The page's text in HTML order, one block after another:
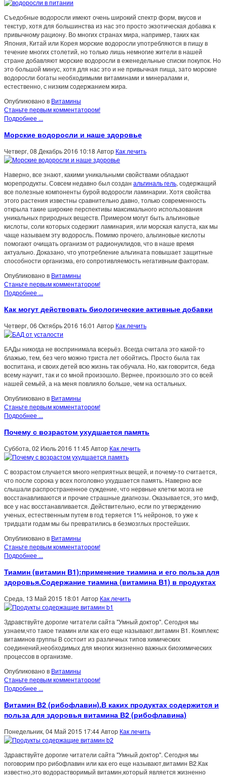
Съедобные водоросли имеют очень широкий спектр форм, вкусов и
текстур, хотя для большинства из нас это просто экзотическая добавка к
привычному рациону. Во многих странах мира, например, таких как
Япония, Китай или Корея морские водоросли употребляются в пищу в
течение многих столетий, но только лишь немногие жители в нашей
стране добавляют морские водоросли в еженедельные списки покупок. Но
это большой минус, хотя для нас это и не привычная пища, зато морские
водоросли богаты необходимыми витаминами и минералами и,
естественно, с низким содержанием жира.
Опубликовано в Витамины
Станьте первым комментатором!
Подробнее ...
Морские водоросли и наше здоровье
Четверг, 08 Декабрь 2016 10:18 Автор Как лечить
Наверно, все знают, какими уникальными свойствами обладают
морепродукты. Совсем недавно был создан альгиналь гель, содержащий
все полезные компоненты бурой водоросли ламинарии. Хотя свойства
этого растения известны сравнительно давно, только современность
открыла такие широкие перспективы максимального использования
уникальных природных веществ. Примером могут быть альгиновые
кислоты, соли которых содержит ламинария, или морская капуста, как мы
чаще называем эту водоросль. Помимо прочего, альгиновые кислоты
помогают очищать организм от радионуклидов, что в наше время
актуально. Доказано, что употребление альгината повышает защитные
способности организма, его сопротивляемость негативным факторам.
Опубликовано в Витамины
Станьте первым комментатором!
Подробнее ...
Как могут действовать биологические активные добавки
Четверг, 06 Октябрь 2016 16:01 Автор Как лечить
БАДы никогда не воспринимала всерьёз. Всегда считала это какой-то
блажью, тем, без чего можно триста лет обойтись. Просто была так
воспитана, и своих детей всю жизнь так обучала. Но, как говорится, беда
всему научит, так и со мной произошло. Вернее, произошло это со всей
нашей семьёй, а на меня повлияло больше, чем на остальных.
Опубликовано в Витамины
Станьте первым комментатором!
Подробнее ...
Почему с возрастом ухудшается память
Суббота, 02 Июль 2016 11:45 Автор Как лечить
С возрастом случается много неприятных вещей, и почему-то считается,
что после сорока у всех поголовно ухудшается память. Наверно все
слышали распространенное суждение, что нервные клетки мозга не
восстанавливаются и прочие страшные диагнозы. Оказывается, это миф,
все у нас восстанавливается. Действительно, если по утверждению
ученых, естественным путем в год теряется 1% нейронов, то уже к
тридцати годам мы бы превратились в безмозглых простейших.
Опубликовано в Витамины
Станьте первым комментатором!
Подробнее ...
Тиамин (витамин В1):применение тиамина и его польза для
здоровья.Содержание тиамина (витамина В1) в продуктах
Среда, 13 Май 2015 18:01 Автор Как лечить
Здравствуйте дорогие читатели сайта "Умный доктор". Сегодня мы
узнаем,что такое тиамин или как его еще называют,витамин В1. Комплекс
витаминов группы В состоит из различных типов химических
соединений,необходимых для многих жизненно важных биохимических
процессов в организме.
Опубликовано в Витамины
Станьте первым комментатором!
Подробнее ...
Витамин В2 (рибофлавин).В каких продуктах содержится и
польза для здоровья витамина В2 (рибофлавина)
Понедельник, 04 Май 2015 17:44Автор Как лечить
Здравствуйте дорогие читатели сайта "Умный доктор". Сегодня мы
поговорим про рибофлавин или как его еще называют,витамин В2.Как
известно,это водорастворимый витамин,который является жизненно